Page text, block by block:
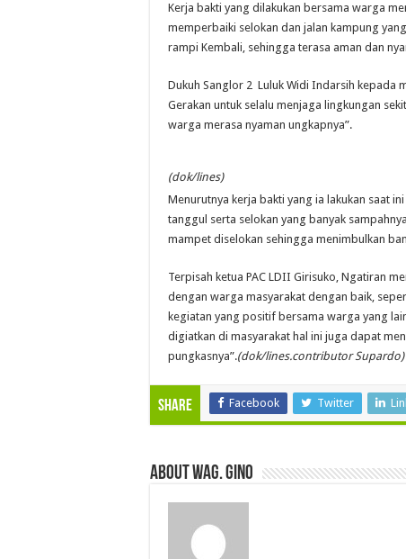
Kerja bakti yang dilakukan bersama warga
memperbaiki selokan dan jalan kampung
rampi Kembali, sehingga terasa aman dan
Dukuh Sanglor 2 Luluk Widi Indarsih kepada
Gerakan untuk selalu menjaga lingkungan
warga merasa nyaman ungkapnya”.
(dok/lines)
Menurutnya kerja bakti yang ia lakukan saat
tanggul serta selokan yang banyak
mampet diselokan sehingga menimbulkan
Terpisah ketua PAC LDII Girisuko, Ngatiran
dengan warga masyarakat dengan baik,
kegiatan yang positif bersama warga yang
digiatkan di masyarakat hal ini juga dapat
pungkasnya”.(dok/lines.contributor Supardo)
Share Facebook Twitter
About wag. gino